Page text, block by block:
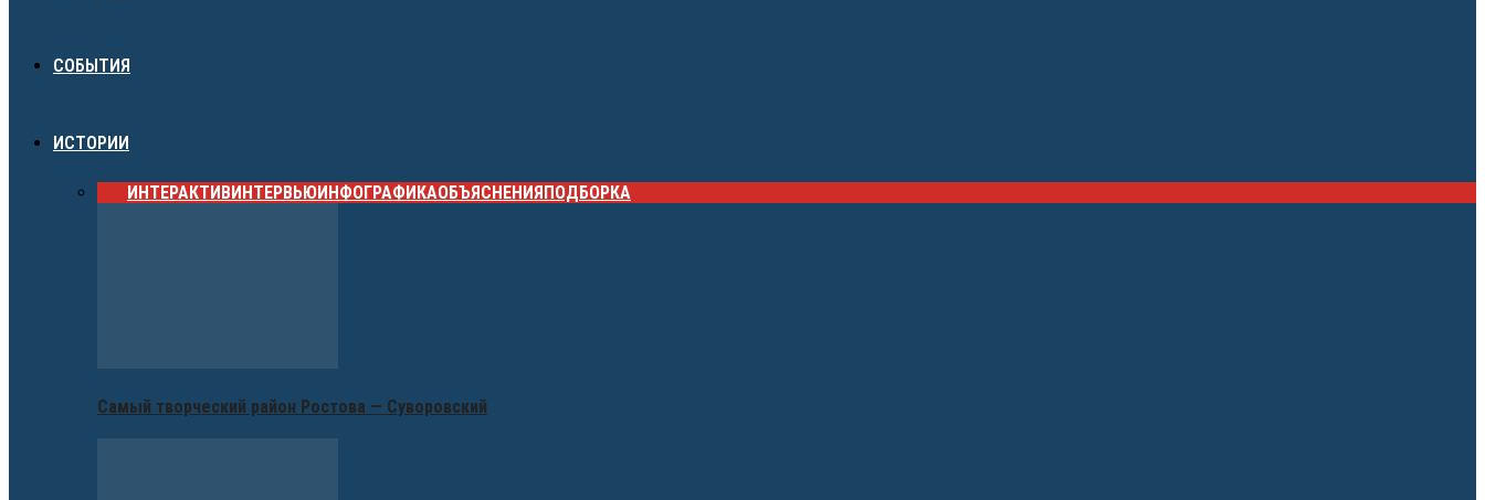
СОБЫТИЯ
ИСТОРИИ
ИНТЕРАКТИВИНТЕРВЬЮИНФОГРАФИКАОБЪЯСНЕНИЯПОДБОРКА
Самый творческий район Ростова — Суворовский